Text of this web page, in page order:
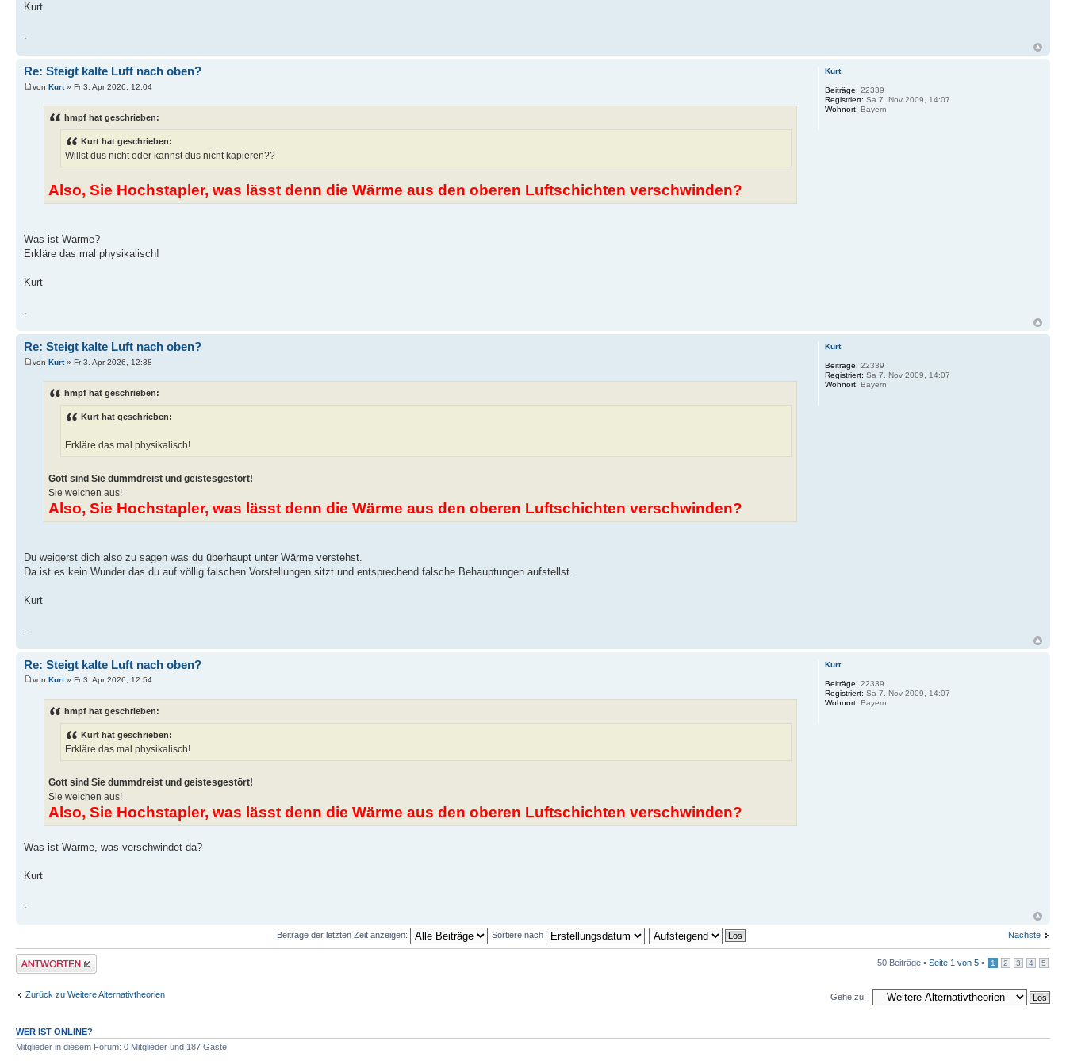
Kurt
.
Re: Steigt kalte Luft nach oben?
von Kurt» Fr 3. Apr 2026, 12:04
hmpf hat geschrieben:
Kurt hat geschrieben:
Willst dus nicht oder kannst dus nicht kapieren??
Also, Sie Hochstapler, was lässt denn die Wärme aus den oberen Luftschichten verschwinden?
Was ist Wärme?
Erkläre das mal physikalisch!
Kurt
.
Kurt
Beiträge: 22339
Registriert: Sa 7. Nov 2009, 14:07
Wohnort: Bayern
Re: Steigt kalte Luft nach oben?
von Kurt» Fr 3. Apr 2026, 12:38
hmpf hat geschrieben:
Kurt hat geschrieben:
Erkläre das mal physikalisch!
Gott sind Sie dummdreist und geistesgestört!
Sie weichen aus!
Also, Sie Hochstapler, was lässt denn die Wärme aus den oberen Luftschichten verschwinden?
Du weigerst dich also zu sagen was du überhaupt unter Wärme verstehst.
Da ist es kein Wunder das du auf völlig falschen Vorstellungen sitzt und entsprechend falsche Behauptungen aufstellst.
Kurt
Kurt
Beiträge: 22339
Registriert: Sa 7. Nov 2009, 14:07
Wohnort: Bayern
Re: Steigt kalte Luft nach oben?
von Kurt» Fr 3. Apr 2026, 12:54
hmpf hat geschrieben:
Kurt hat geschrieben:
Erkläre das mal physikalisch!
Gott sind Sie dummdreist und geistesgestört!
Sie weichen aus!
Also, Sie Hochstapler, was lässt denn die Wärme aus den oberen Luftschichten verschwinden?
Was ist Wärme, was verschwindet da?
Kurt
Kurt
Beiträge: 22339
Registriert: Sa 7. Nov 2009, 14:07
Wohnort: Bayern
Nächste
Beiträge der letzten Zeit anzeigen: Sortiere nach
Antwort erstellen 50 Beiträge • Seite 1 von 5 • 1 2 3 4 5
Zurück zu Weitere Alternativtheorien Gehe zu:
WER IST ONLINE?
Mitglieder in diesem Forum: 0 Mitglieder und 187 Gäste